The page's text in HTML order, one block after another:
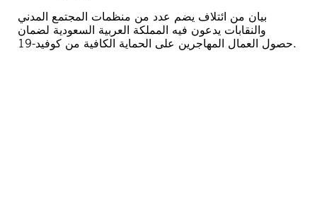
بيان من ائتلاف يضم عدد من منظمات المجتمع المدني
والنقابات يدعون فيه المملكة العربية السعودية لضمان
حصول العمال المهاجرين على الحماية الكافية من كوفيد-19.